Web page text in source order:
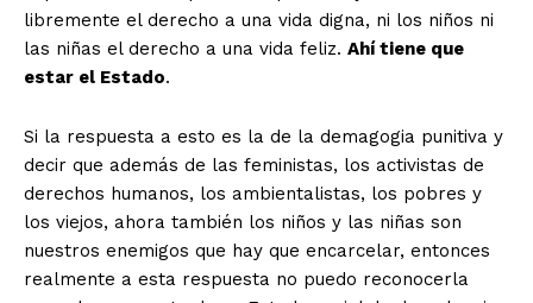
libremente el derecho a una vida digna, ni los niños ni
las niñas el derecho a una vida feliz. Ahí tiene que
estar el Estado.
Si la respuesta a esto es la de la demagogia punitiva y
decir que además de las feministas, los activistas de
derechos humanos, los ambientalistas, los pobres y
los viejos, ahora también los niños y las niñas son
nuestros enemigos que hay que encarcelar, entonces
realmente a esta respuesta no puedo reconocerla